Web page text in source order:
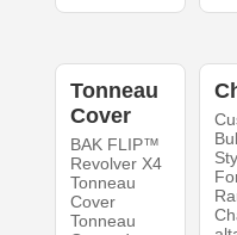
Tonneau
Cover
BAK FLIP™
Revolver X4
Tonneau
Cover
Tonneau